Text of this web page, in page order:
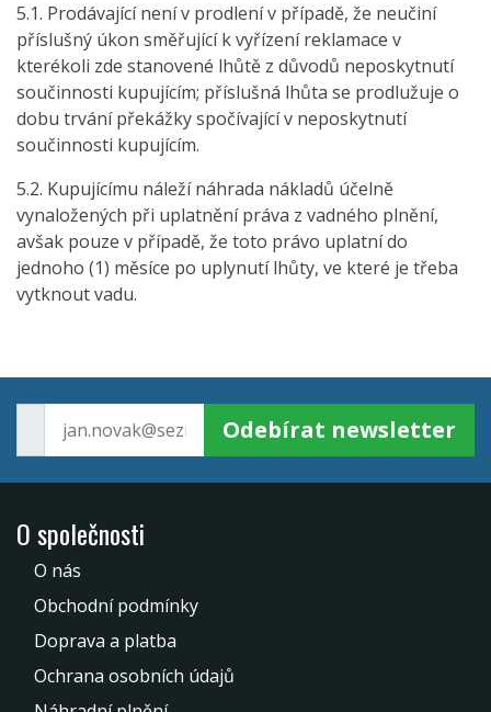
5.1. Prodávající není v prodlení v případě, že neučiní
příslušný úkon směřující k vyřízení reklamace v
kterékoli zde stanovené lhůtě z důvodů neposkytnutí
součinnosti kupujícím; příslušná lhůta se prodlužuje o
dobu trvání překážky spočívající v neposkytnutí
součinnosti kupujícím.
5.2. Kupujícímu náleží náhrada nákladů účelně
vynaložených při uplatnění práva z vadného plnění,
avšak pouze v případě, že toto právo uplatní do
jednoho (1) měsíce po uplynutí lhůty, ve které je třeba
vytknout vadu.
Odebírat newsletter
O společnosti
O nás
Obchodní podmínky
Doprava a platba
Ochrana osobních údajů